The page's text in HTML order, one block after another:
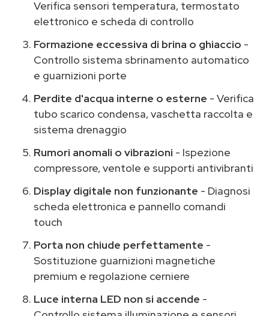
Verifica sensori temperatura, termostato
elettronico e scheda di controllo
Formazione eccessiva di brina o ghiaccio -
Controllo sistema sbrinamento automatico
e guarnizioni porte
Perdite d'acqua interne o esterne - Verifica
tubo scarico condensa, vaschetta raccolta e
sistema drenaggio
Rumori anomali o vibrazioni - Ispezione
compressore, ventole e supporti antivibranti
Display digitale non funzionante - Diagnosi
scheda elettronica e pannello comandi
touch
Porta non chiude perfettamente -
Sostituzione guarnizioni magnetiche
premium e regolazione cerniere
Luce interna LED non si accende -